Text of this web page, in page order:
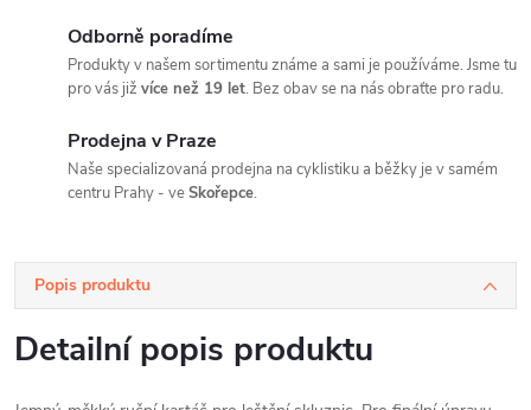
Odborně poradíme
Produkty v našem sortimentu známe a sami je používáme. Jsme tu
pro vás již více než 19 let. Bez obav se na nás obraťte pro radu.
Prodejna v Praze
Naše specializovaná prodejna na cyklistiku a běžky je v samém
centru Prahy - veSkořepce.
Popis produktu
Detailní popis produktu